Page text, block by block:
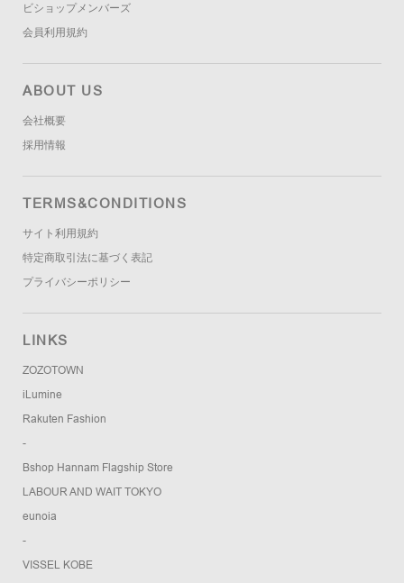
ビショップメンバーズ
会員利用規約
ABOUT US
会社概要
採用情報
TERMS&CONDITIONS
サイト利用規約
特定商取引法に基づく表記
プライバシーポリシー
LINKS
ZOZOTOWN
iLumine
Rakuten Fashion
-
Bshop Hannam Flagship Store
LABOUR AND WAIT TOKYO
eunoia
-
VISSEL KOBE